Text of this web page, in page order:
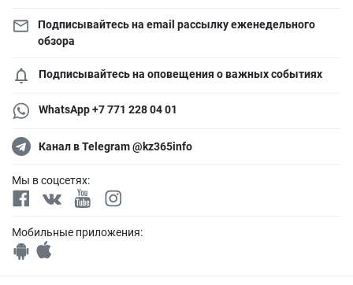
Подписывайтесь на email рассылку еженедельного
обзора
Подписывайтесь на оповещения о важных событиях
WhatsApp +7 771 228 04 01
Канал в Telegram @kz365info
Мы в соцсетях:
Мобильные приложения: